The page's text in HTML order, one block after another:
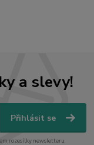
a slevy!
Přihlásit se
rozesílky newsletteru.